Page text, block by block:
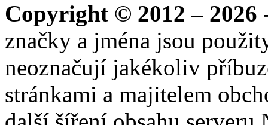
Copyright © 2012 – 2026
značky a jména jsou
neoznačují jakékoliv
stránkami a majitelem